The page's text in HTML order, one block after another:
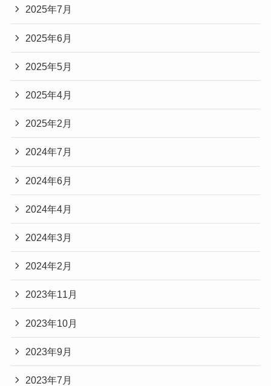
2025年7月
2025年6月
2025年5月
2025年4月
2025年2月
2024年7月
2024年6月
2024年4月
2024年3月
2024年2月
2023年11月
2023年10月
2023年9月
2023年7月